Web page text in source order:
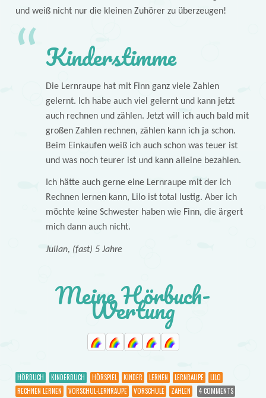
und weiß nicht nur die kleinen Zuhörer zu überzeugen!
Kinderstimme
Die Lernraupe hat mit Finn ganz viele Zahlen
gelernt. Ich habe auch viel gelernt und kann jetzt
auch rechnen und zählen. Jetzt will ich auch bald mit
großen Zahlen rechnen, zählen kann ich ja schon.
Beim Einkaufen weiß ich auch schon was teuer ist
und was noch teurer ist und kann alleine bezahlen.
Ich hätte auch gerne eine Lernraupe mit der ich
Rechnen lernen kann, Lilo ist total lustig. Aber ich
möchte keine Schwester haben wie Finn, die ärgert
mich dann auch nicht.
Julian, (fast) 5 Jahre
Meine Hörbuch-
Wertung
HÖRBUCH KINDERBUCH HÖRSPIEL KINDER LERNEN LERNRAUPE
LILO
RECHNEN LERNEN
VORSCHUL-LERNRAUPE VORSCHULE ZAHLEN 4 COMMENTS